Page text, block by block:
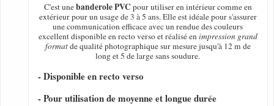
C'est unebanderole PVC pour utiliser en intérieur comme en
extérieur pour un usage de 3 à 5 ans. Elle est idéale pour s'assurer
une communication efficace avec un rendue des couleurs
excellent disponible en recto verso et réalisé enimpression grand
formatde qualité photographique sur mesure jusqu'à 12 m de
long et 5 de large sans soudure.
- Disponible en recto verso
- Pour utilisation de moyenne et longue durée